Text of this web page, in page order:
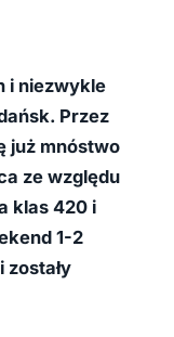
i niezwykle
Przez
już mnóstwo
ze względu
klas 420 i
1-2
zostały